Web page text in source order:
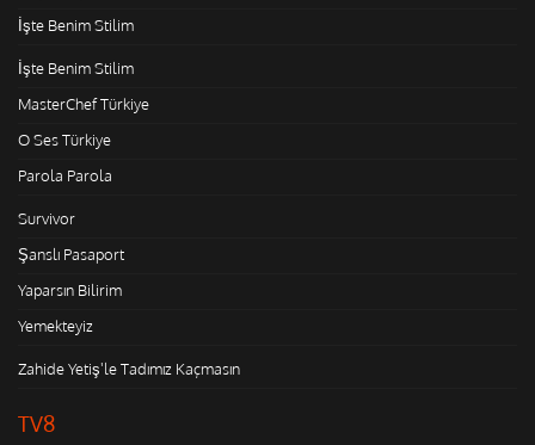
İşte Benim Stilim
İşte Benim Stilim
MasterChef Türkiye
O Ses Türkiye
Parola Parola
Survivor
Şanslı Pasaport
Yaparsın Bilirim
Yemekteyiz
Zahide Yetiş'le Tadımız Kaçmasın
TV8